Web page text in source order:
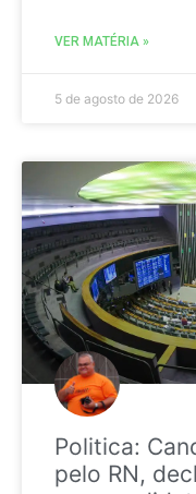
VER MATÉRIA »
5 de agosto de 2026
Politica:
pelo RN,